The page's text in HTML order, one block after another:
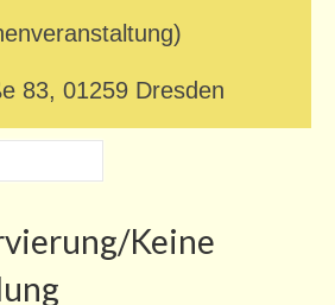
Jugendliche
83, 01259 Dresden
Keine